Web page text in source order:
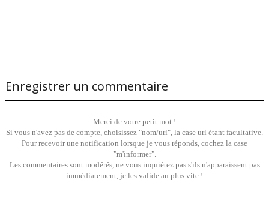
Enregistrer un commentaire
Merci de votre petit mot !
Si vous n'avez pas de compte, choisissez "nom/url", la case url étant facultative.
Pour recevoir une notification lorsque je vous réponds, cochez la case
"m'informer".
Les commentaires sont modérés, ne vous inquiétez pas s'ils n'apparaissent pas
immédiatement, je les valide au plus vite !